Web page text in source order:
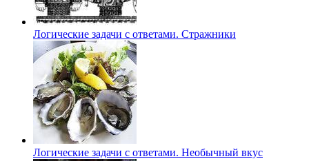
Логические задачи с ответами. Стражники
Логические задачи с ответами. Необычный вкус